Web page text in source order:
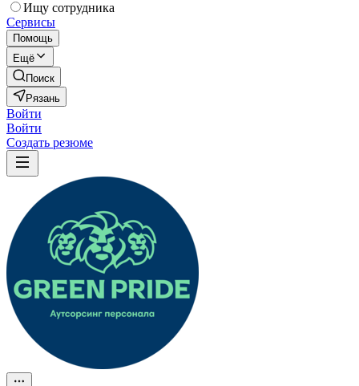
Ищу сотрудника
Сервисы
Помощь
Ещё
Поиск
Рязань
Войти
Войти
Создать резюме